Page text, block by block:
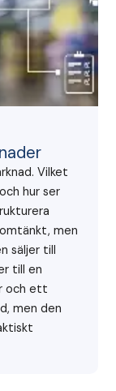
Vilket
hur ser
men
säljer till
till en
och ett
men den